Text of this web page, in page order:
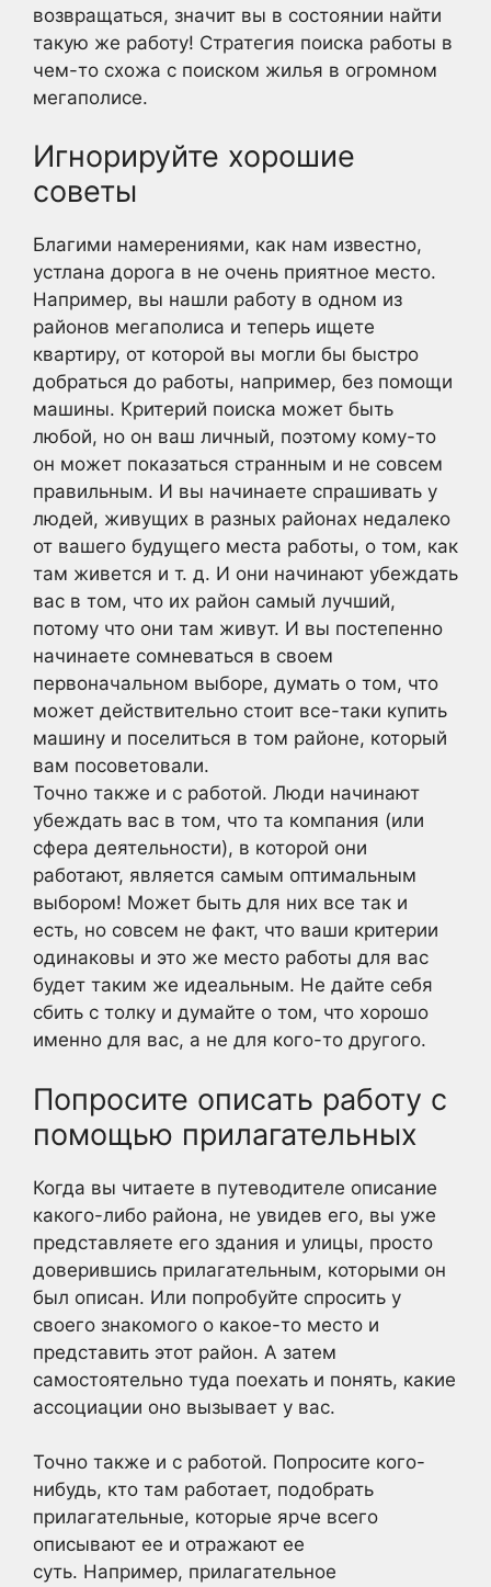
возвращаться, значит вы в состоянии найти
такую же работу! Стратегия поиска работы в
чем-то схожа с поиском жилья в огромном
мегаполисе.
Игнорируйте хорошие
советы
Благими намерениями, как нам известно,
устлана дорога в не очень приятное место.
Например, вы нашли работу в одном из
районов мегаполиса и теперь ищете
квартиру, от которой вы могли бы быстро
добраться до работы, например, без помощи
машины. Критерий поиска может быть
любой, но он ваш личный, поэтому кому-то
он может показаться странным и не совсем
правильным. И вы начинаете спрашивать у
людей, живущих в разных районах недалеко
от вашего будущего места работы, о том, как
там живется и т. д. И они начинают убеждать
вас в том, что их район самый лучший,
потому что они там живут. И вы постепенно
начинаете сомневаться в своем
первоначальном выборе, думать о том, что
может действительно стоит все-таки купить
машину и поселиться в том районе, который
вам посоветовали.
Точно также и с работой. Люди начинают
убеждать вас в том, что та компания (или
сфера деятельности), в которой они
работают, является самым оптимальным
выбором! Может быть для них все так и
есть, но совсем не факт, что ваши критерии
одинаковы и это же место работы для вас
будет таким же идеальным. Не дайте себя
сбить с толку и думайте о том, что хорошо
именно для вас, а не для кого-то другого.
Попросите описать работу с
помощью прилагательных
Когда вы читаете в путеводителе описание
какого-либо района, не увидев его, вы уже
представляете его здания и улицы, просто
доверившись прилагательным, которыми он
был описан. Или попробуйте спросить у
своего знакомого о какое-то место и
представить этот район. А затем
самостоятельно туда поехать и понять, какие
ассоциации оно вызывает у вас.
Точно также и с работой. Попросите кого-
нибудь, кто там работает, подобрать
прилагательные, которые ярче всего
описывают ее и отражают ее
суть. Например, прилагательное